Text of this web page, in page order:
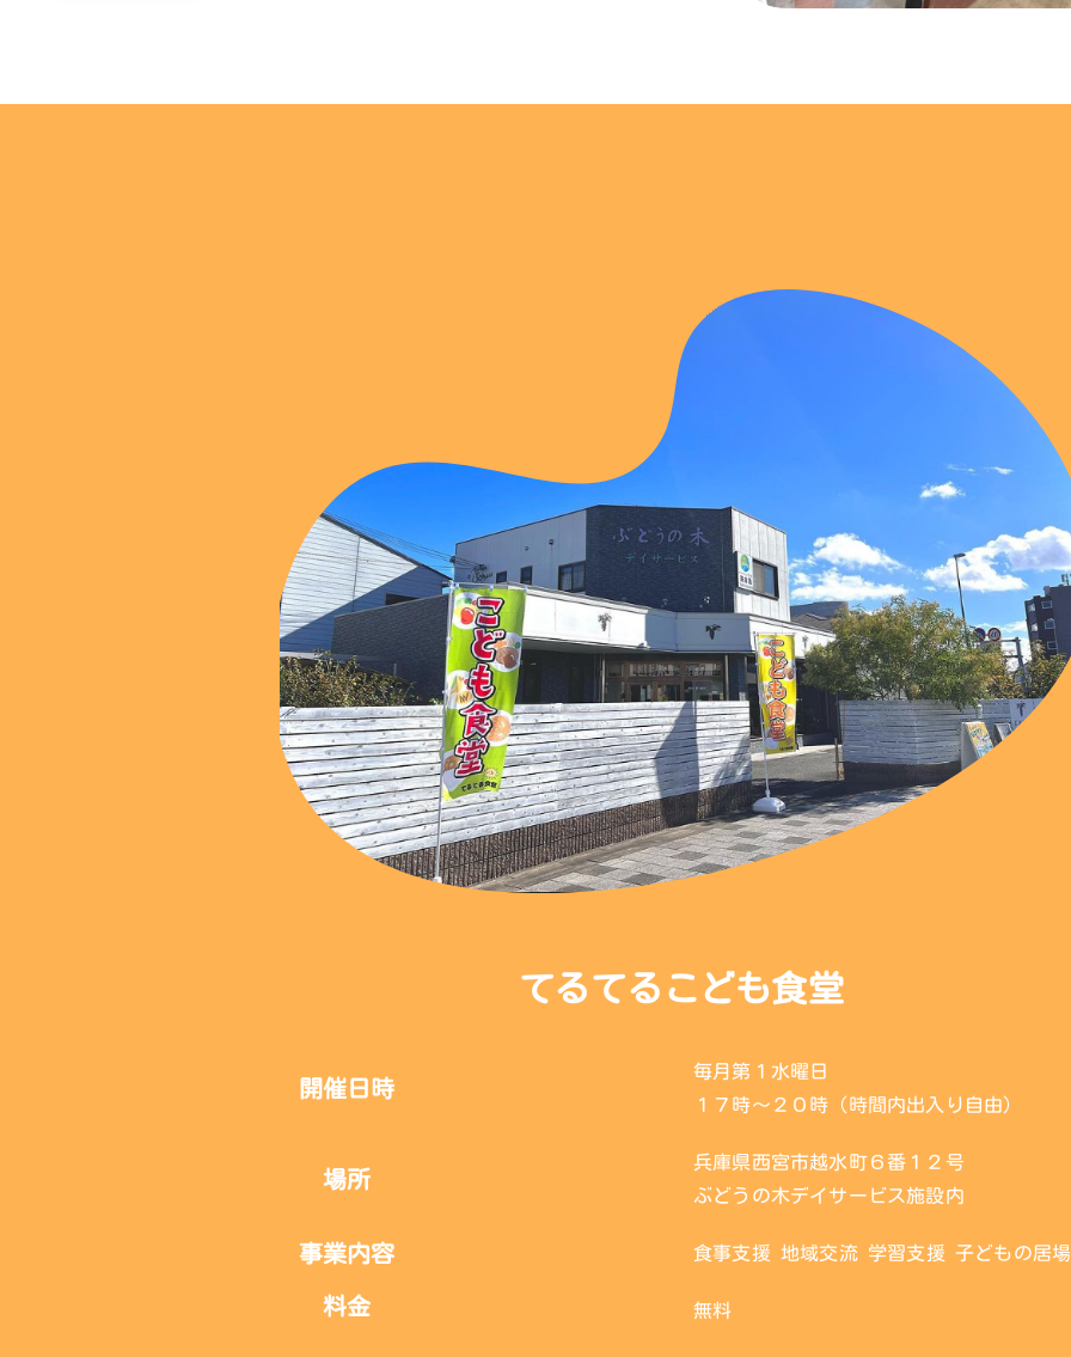
てるてるこども食堂
開催日時
毎月第１水曜日
１７時〜２０時（時間内出入り自由）
場所
兵庫県西宮市越水町６番１２号
ぶどうの木デイサービス施設内
事業内容 食事支援 地域交流 学習支援 子どもの居
料金 無料